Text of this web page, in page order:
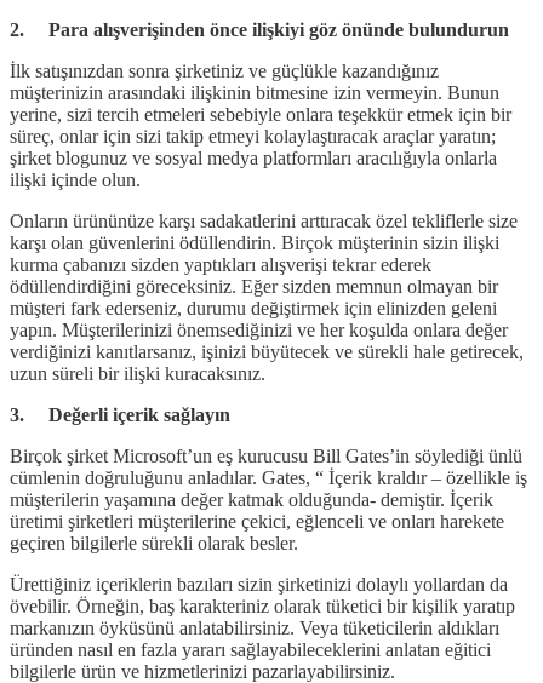
2. Para alışverişinden önce ilişkiyi göz önünde bulundurun
İlk satışınızdan sonra şirketiniz ve güçlükle kazandığınız
müşterinizin arasındaki ilişkinin bitmesine izin vermeyin. Bunun
yerine, sizi tercih etmeleri sebebiyle onlara teşekkür etmek için bir
süreç, onlar için sizi takip etmeyi kolaylaştıracak araçlar yaratın;
şirket blogunuz ve sosyal medya platformları aracılığıyla onlarla
ilişki içinde olun.
Onların ürününüze karşı sadakatlerini arttıracak özel tekliflerle size
karşı olan güvenlerini ödüllendirin. Birçok müşterinin sizin ilişki
kurma çabanızı sizden yaptıkları alışverişi tekrar ederek
ödüllendirdiğini göreceksiniz. Eğer sizden memnun olmayan bir
müşteri fark ederseniz, durumu değiştirmek için elinizden geleni
yapın. Müşterilerinizi önemsediğinizi ve her koşulda onlara değer
verdiğinizi kanıtlarsanız, işinizi büyütecek ve sürekli hale getirecek,
uzun süreli bir ilişki kuracaksınız.
3. Değerli içerik sağlayın
Birçok şirket Microsoft’un eş kurucusu Bill Gates’in söylediği ünlü
cümlenin doğruluğunu anladılar. Gates, “ İçerik kraldır – özellikle iş
müşterilerin yaşamına değer katmak olduğunda- demiştir. İçerik
üretimi şirketleri müşterilerine çekici, eğlenceli ve onları harekete
geçiren bilgilerle sürekli olarak besler.
Ürettiğiniz içeriklerin bazıları sizin şirketinizi dolaylı yollardan da
övebilir. Örneğin, baş karakteriniz olarak tüketici bir kişilik yaratıp
markanızın öyküsünü anlatabilirsiniz. Veya tüketicilerin aldıkları
üründen nasıl en fazla yararı sağlayabileceklerini anlatan eğitici
bilgilerle ürün ve hizmetlerinizi pazarlayabilirsiniz.